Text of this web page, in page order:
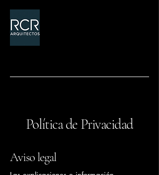
Política de Privacidad
Aviso legal